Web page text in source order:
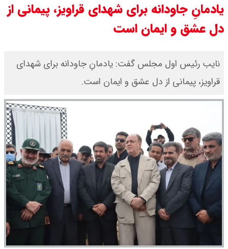
قیمت خودروهای سایپا امروز دوشنبه
جدول
قیمت خودرو‌های ایران خودرو امروز
دوشنبه ۱۹ مرداد ۱۴۰۵ / قیمت پژو
۲۰۷ چند ؟ + جدول
قیمت بیت کوین ،تتر و اتریوم امروز
دوشنبه ۱۹ مرداد ۱۴۰۵ / قیمت تتر چند
؟ + جدول
یادمانِ جاودانه برای شهدای قراویز، پیمانی از
دل عشق و ایمان است
نایب رئیس اول مجلس گفت: یادمانِ جاودانه برای شهدای
قراویز، پیمانی از دل عشق و ایمان است.